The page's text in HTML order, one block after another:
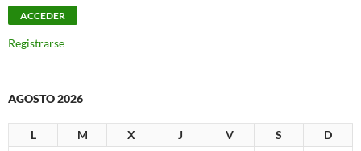
Registrarse
AGOSTO 2026
L M X J V S
D